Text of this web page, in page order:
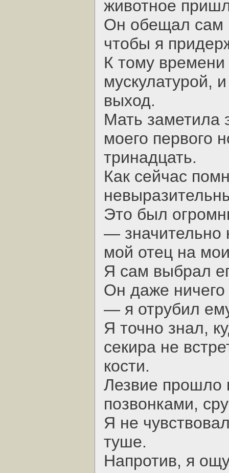
животное
Он обещал сам
чтобы я
К тому
мускулатурой,
выход.
Мать заметила
моего первого
тринадцать.
Как сейчас
Это был
— значительно
мой отец на
Я сам выбрал
Он даже ничего
— я отрубил
Я точно знал,
секира не
кости.
Лезвие
позвонками,
Я не
туше.
Напротив, я